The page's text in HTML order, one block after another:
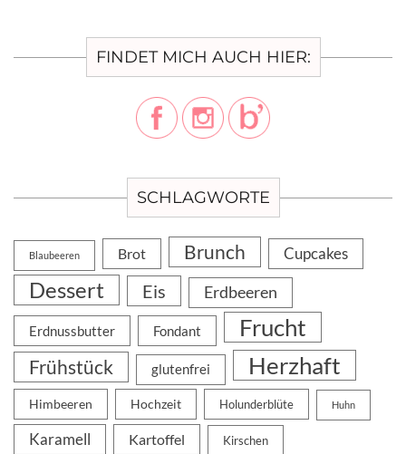
FINDET MICH AUCH HIER:
SCHLAGWORTE
Blaubeeren Brot Brunch Cupcakes
Dessert Eis Erdbeeren
Erdnussbutter Fondant Frucht
Frühstück glutenfrei Herzhaft
Himbeeren Hochzeit Holunderblüte Huhn
Karamell Kartoffel Kirschen